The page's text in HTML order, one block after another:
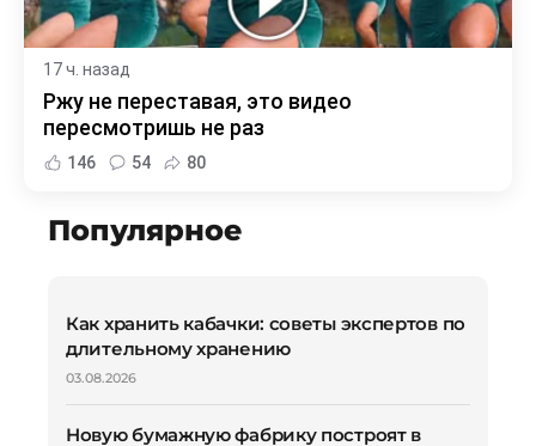
17 ч. назад
Ржу не переставая, это видео
пересмотришь не раз
146 54 80
Популярное
Как хранить кабачки: советы экспертов по
длительному хранению
03.08.2026
Новую бумажную фабрику построят в